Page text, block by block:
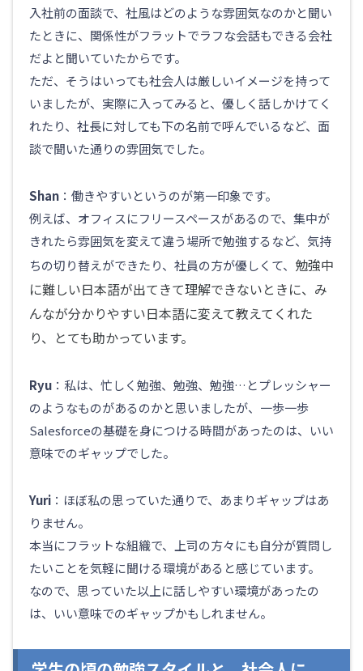
入社前の面談で、社風はどのような雰囲気なのかと聞い
たときに、関係性がフラットでラフな会話もできる会社
だよと聞いていたからです。
ただ、そうはいっても社会人は厳しいイメージを持って
いましたが、実際に入ってみると、優しく話しかけてく
れたり、社長に対しても下の名前で呼んでいるなど、面
談で聞いた通りの雰囲気でした。
Shan ：働きやすいというのが第一印象です。
例えば、オフィスにフリースペースがあるので、集中が
きれたら雰囲気を変えて違う場所で勉強するなど、気持
ちの切り替えができたり、社員の方が優しくて、 勉強中
に難しい日本語が出てきて理解できないときに、み
んなが分かりやすい日本語に変えて教えてくれた
り、とても助かっています。
Ryu ：私は、忙しく勉強、勉強、勉強…とプレッシャー
のようなものがあるのかと思いましたが、一歩一歩
Salesforceの基礎を身につける時間があったのは、いい
意味でのギャップでした。
Yuri ：ほぼ私の思っていた通りで、あまりギャップはあ
りません。
本当にフラットな組織で、上司の方々にも自分が質問し
たいことを気軽に聞ける環境があると感じています。
なので、思っていた以上に話しやすい環境があったの
は、いい意味でのギャップかもしれません。